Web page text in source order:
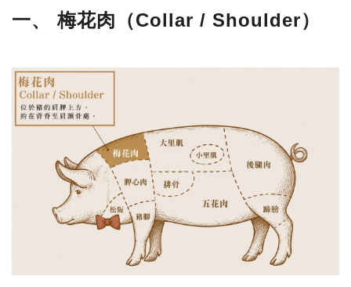
一、 梅花肉（Collar / Shoulder）